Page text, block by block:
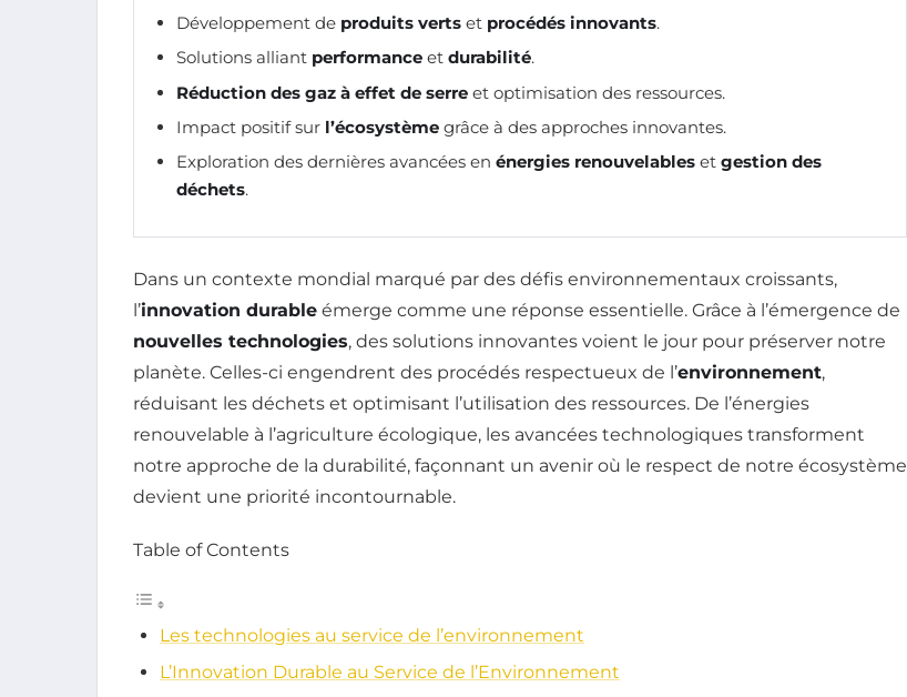
Développement de produits verts et procédés innovants.
Solutions alliant performance et durabilité.
Réduction des gaz à effet de serre et optimisation des ressources.
Impact positif sur l’écosystème grâce à des approches innovantes.
Exploration des dernières avancées en énergies renouvelables et gestion des
déchets.
Dans un contexte mondial marqué par des défis environnementaux croissants,
l’innovation durable émerge comme une réponse essentielle. Grâce à l’émergence de
nouvelles technologies, des solutions innovantes voient le jour pour préserver notre
planète. Celles-ci engendrent des procédés respectueux de l’environnement,
réduisant les déchets et optimisant l’utilisation des ressources. De l’énergies
renouvelable à l’agriculture écologique, les avancées technologiques transforment
notre approche de la durabilité, façonnant un avenir où le respect de notre écosystème
devient une priorité incontournable.
Table of Contents
Les technologies au service de l’environnement
L’Innovation Durable au Service de l’Environnement